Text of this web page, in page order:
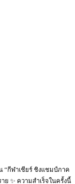
“กีฬาเชียร์ ชิงแชมป์ภาค
ย ✨ ความสำเร็จในครั้งนี้